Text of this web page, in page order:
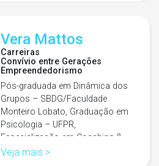
Vera Mattos
Carreiras
Convívio entre Gerações
Empreendedorismo
Pós-graduada em Dinâmica dos
Grupos – SBDG/Faculdade
Monteiro Lobato, Graduação em
Psicologia – UFPR,
Especialização em Coaching &
Mentoring –…
Veja mais >